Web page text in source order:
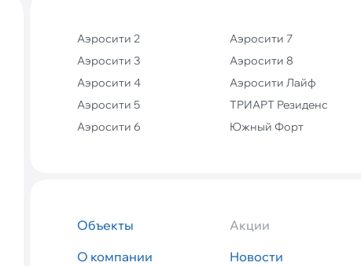
Аэросити 2
Аэросити 3
Аэросити 4
Аэросити 5
Аэросити 6
Аэросити 7
Аэросити 8
Аэросити Лайф
ТРИАРТ Резиденс
Южный Форт
Объекты
О компании
Акции
Новости